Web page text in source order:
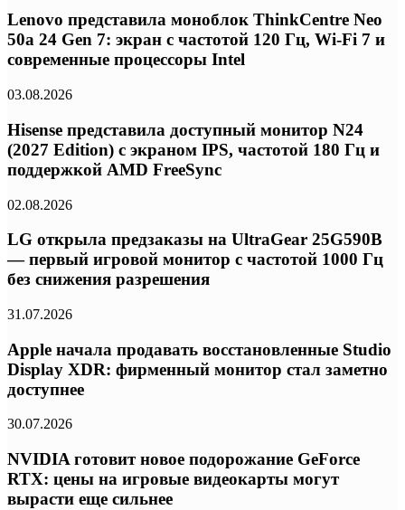
Lenovo представила моноблок ThinkCentre Neo
50a 24 Gen 7: экран с частотой 120 Гц, Wi-Fi 7 и
современные процессоры Intel
03.08.2026
Hisense представила доступный монитор N24
(2027 Edition) с экраном IPS, частотой 180 Гц и
поддержкой AMD FreeSync
02.08.2026
LG открыла предзаказы на UltraGear 25G590B
— первый игровой монитор с частотой 1000 Гц
без снижения разрешения
31.07.2026
Apple начала продавать восстановленные Studio
Display XDR: фирменный монитор стал заметно
доступнее
30.07.2026
NVIDIA готовит новое подорожание GeForce
RTX: цены на игровые видеокарты могут
вырасти еще сильнее